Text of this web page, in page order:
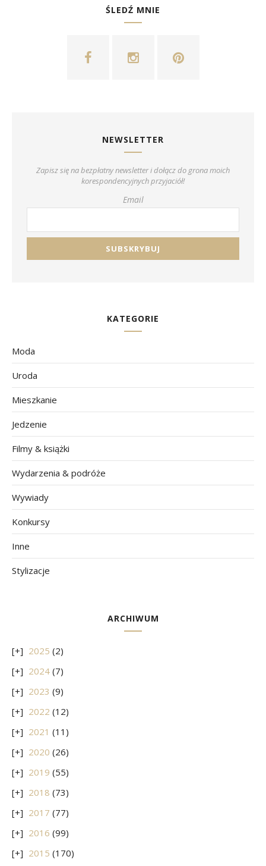
ŚLEDŹ MNIE
NEWSLETTER
Zapisz się na bezpłatny newsletter i dołącz do grona moich
korespondencyjnych przyjaciół!
Email
KATEGORIE
Moda
Uroda
Mieszkanie
Jedzenie
Filmy & książki
Wydarzenia & podróże
Wywiady
Konkursy
Inne
Stylizacje
ARCHIWUM
2025 (2)
2024 (7)
2023 (9)
2022 (12)
2021 (11)
2020 (26)
2019 (55)
2018 (73)
2017 (77)
2016 (99)
2015 (170)